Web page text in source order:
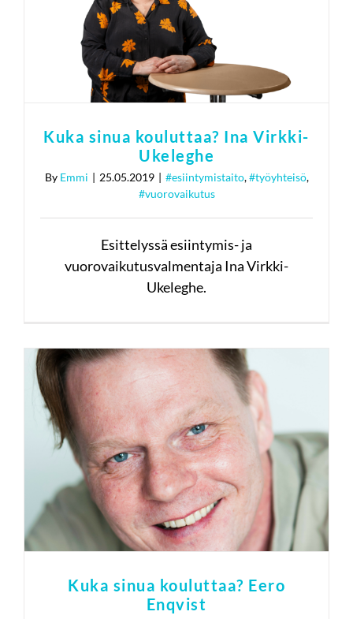
Virkki-Ukeleghe
#esiintymistaito #työyhteisö
Kuka sinua kouluttaa? Ina Virkki-
Ukeleghe
By Emmi | 25.05.2019 | #esiintymistaito,#työyhteisö,
#vuorovaikutus
Esittelyssä esiintymis- ja
vuorovaikutusvalmentaja Ina Virkki-
Ukeleghe.
Kuka sinua kouluttaa? Eero
Enqvist
#työyhteisö #vuorovaikutus
Kuka sinua kouluttaa? Eero
Enqvist